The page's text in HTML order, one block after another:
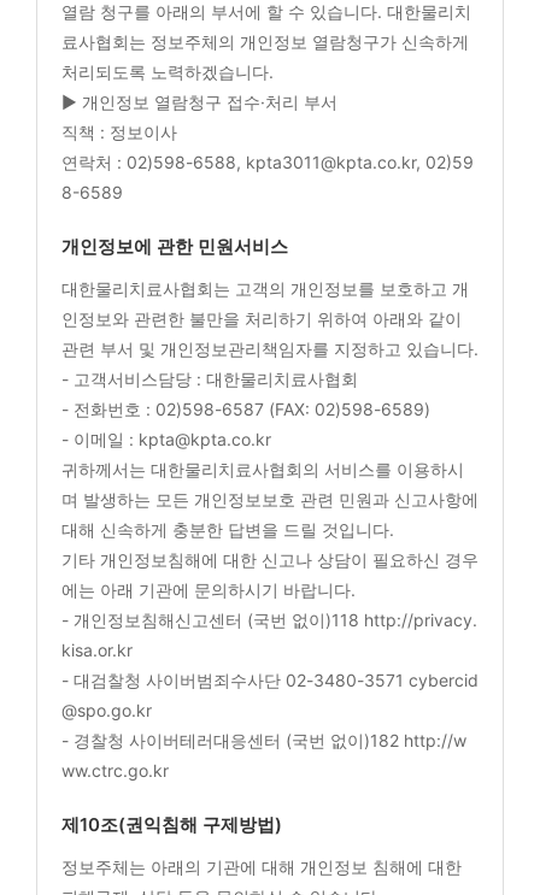
열람 청구를 아래의 부서에 할 수 있습니다. 대한물리치
료사협회는 정보주체의 개인정보 열람청구가 신속하게
처리되도록 노력하겠습니다.
▶ 개인정보 열람청구 접수·처리 부서
직책 : 정보이사
연락처 : 02)598-6588, kpta3011@kpta.co.kr, 02)59
8-6589
개인정보에 관한 민원서비스
대한물리치료사협회는 고객의 개인정보를 보호하고 개
인정보와 관련한 불만을 처리하기 위하여 아래와 같이
관련 부서 및 개인정보관리책임자를 지정하고 있습니다.
- 고객서비스담당 : 대한물리치료사협회
- 전화번호 : 02)598-6587 (FAX: 02)598-6589)
- 이메일 : kpta@kpta.co.kr
귀하께서는 대한물리치료사협회의 서비스를 이용하시
며 발생하는 모든 개인정보보호 관련 민원과 신고사항에
대해 신속하게 충분한 답변을 드릴 것입니다.
기타 개인정보침해에 대한 신고나 상담이 필요하신 경우
에는 아래 기관에 문의하시기 바랍니다.
- 개인정보침해신고센터 (국번 없이)118 http://privacy.
kisa.or.kr
- 대검찰청 사이버범죄수사단 02-3480-3571 cybercid
@spo.go.kr
- 경찰청 사이버테러대응센터 (국번 없이)182 http://w
ww.ctrc.go.kr
제10조(권익침해 구제방법)
정보주체는 아래의 기관에 대해 개인정보 침해에 대한